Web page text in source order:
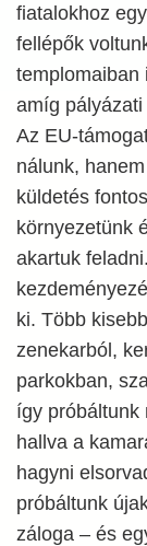
fiatalokhoz
fellépők
templomaiban
amíg
Az EU-
nálunk,
küldetés
környezetünk
akartuk
ki. Több
zenekarból,
parkokban,
így próbáltunk
hallva a
hagyni
próbáltunk
záloga – és